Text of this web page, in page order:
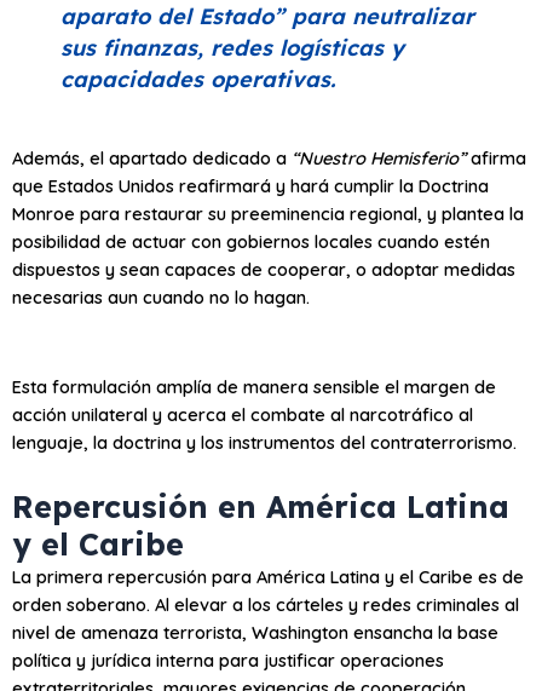
aparato del Estado”para neutralizar
sus finanzas, redes logísticas y
capacidades operativas.
Además, el apartado dedicado a “Nuestro Hemisferio”afirma
que Estados Unidos reafirmará y hará cumplir la Doctrina
Monroe para restaurar su preeminencia regional, y plantea la
posibilidad de actuar con gobiernos locales cuando estén
dispuestos y sean capaces de cooperar, o adoptar medidas
necesarias aun cuando no lo hagan.
Esta formulación amplía de manera sensible el margen de
acción unilateral y acerca el combate al narcotráfico al
lenguaje, la doctrina y los instrumentos del contraterrorismo.
Repercusión en América Latina
y el Caribe
La primera repercusión para América Latina y el Caribe es de
orden soberano. Al elevar a los cárteles y redes criminales al
nivel de amenaza terrorista, Washington ensancha la base
política y jurídica interna para justificar operaciones